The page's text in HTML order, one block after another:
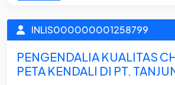
INLIS000000001258799
PENGENDALIA KUALITAS
PETA KENDALI DI PT.